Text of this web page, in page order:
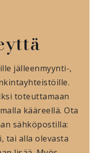
jälleenmyynti-,
toteuttamaan
kääreellä. Ota
sähköpostilla:
tai alla olevasta